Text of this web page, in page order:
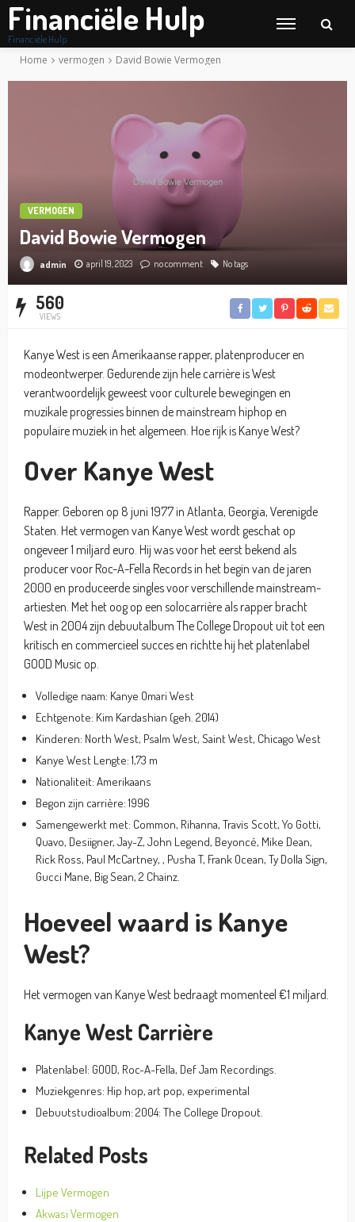
Financiële Hulp
Financiële Hulp
Home vermogen David Bowie Vermogen
VERMOGEN
David Bowie Vermogen
admin april 19, 2023 no comment No tags
560
VIEWS
Kanye West is een Amerikaanse rapper, platenproducer en
modeontwerper. Gedurende zijn hele carrière is West
verantwoordelijk geweest voor culturele bewegingen en
muzikale progressies binnen de mainstream hiphop en
populaire muziek in het algemeen. Hoe rijk is Kanye West?
Over Kanye West
Rapper. Geboren op 8 juni 1977 in Atlanta, Georgia, Verenigde
Staten. Het vermogen van Kanye West wordt geschat op
ongeveer 1 miljard euro. Hij was voor het eerst bekend als
producer voor Roc-A-Fella Records in het begin van de jaren
2000 en produceerde singles voor verschillende mainstream-
artiesten. Met het oog op een solocarrière als rapper bracht
West in 2004 zijn debuutalbum The College Dropout uit tot een
kritisch en commercieel succes en richtte hij het platenlabel
GOOD Music op.
Volledige naam: Kanye Omari West
Echtgenote: Kim Kardashian (geh. 2014)
Kinderen: North West, Psalm West, Saint West, Chicago West
Kanye West Lengte: 1,73 m
Nationaliteit: Amerikaans
Begon zijn carrière: 1996
Samengewerkt met: Common, Rihanna, Travis Scott, Yo Gotti,
Quavo, Desiigner, Jay-Z, John Legend, Beyoncé, Mike Dean,
Rick Ross, Paul McCartney, , Pusha T, Frank Ocean, Ty Dolla Sign,
Gucci Mane, Big Sean, 2 Chainz.
Hoeveel waard is Kanye
West?
Het vermogen van Kanye West bedraagt momenteel €1 miljard.
Kanye West Carrière
Platenlabel: GOOD, Roc-A-Fella, Def Jam Recordings.
Muziekgenres: Hip hop, art pop, experimental
Debuutstudioalbum: 2004: The College Dropout.
Related Posts
Lijpe Vermogen
Akwasi Vermogen